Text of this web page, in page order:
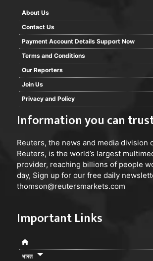
About Us
Contact Us
Payment Account Details Support Now
Terms and Conditions
Our Reporters
Join Us
Privacy and Policy
Information you can
Reuters, the news and media division
Reuters, is the world’s largest
provider, reaching billions of people
day, Sign up for our free daily
thomson@reutersmarkets.com
Important Links
भारत